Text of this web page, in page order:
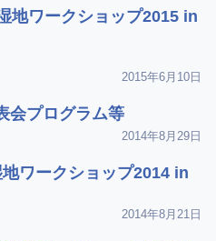
地ワークショップ2015 in
2015年6月10日
会プログラム等
2014年8月29日
ワークショップ2014 in
2014年8月21日